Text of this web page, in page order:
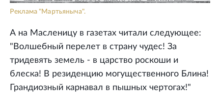
Реклама "Мартьяныча".
А на Масленицу в газетах читали следующее:
"Волшебный перелет в страну чудес! За
тридевять земель - в царство роскоши и
блеска! В резиденцию могущественного Блина!
Грандиозный карнавал в пышных чертогах!"